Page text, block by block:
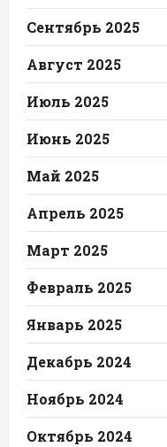
Сентябрь 2025
Август 2025
Июль 2025
Июнь 2025
Май 2025
Апрель 2025
Март 2025
Февраль 2025
Январь 2025
Декабрь 2024
Ноябрь 2024
Октябрь 2024